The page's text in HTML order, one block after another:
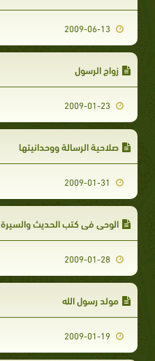
زواج الرسول
صلاحية الرسالة ووحدانيتها
الوحي في كتب الحديث والسيرة
مولد رسول الله